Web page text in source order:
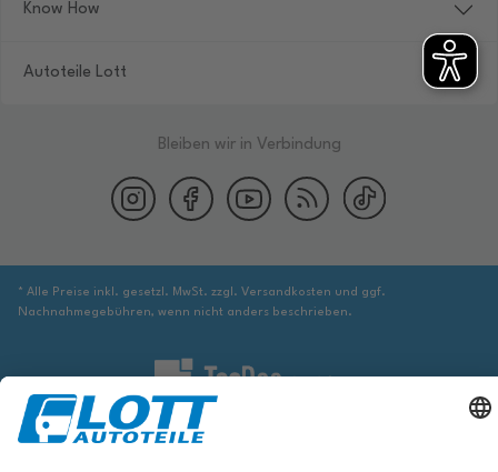
Know How
Autoteile Lott
Bleiben wir in Verbindung
* Alle Preise inkl. gesetzl. MwSt. zzgl. Versandkosten und ggf.
Nachnahmegebühren, wenn nicht anders beschrieben.
Wir sind verpflichtet Sie darauf hinzuweisen, dass Sie ggf. ergänzende
Informationen von geeigneter Stelle beziehen müssen, um sicher zu stellen,